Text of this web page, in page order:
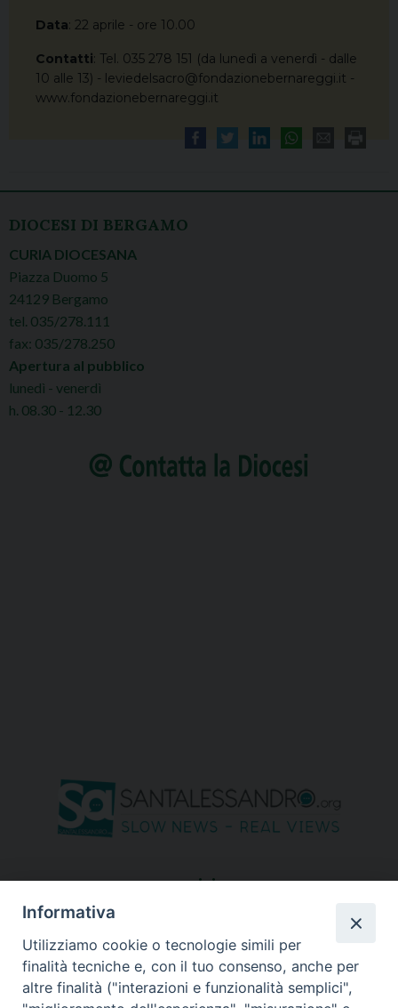
Data: 22 aprile - ore 10.00
Contatti: Tel. 035 278 151 (da lunedì a venerdì - dalle
10 alle 13) - leviedelsacro@fondazionebernareggi.it -
www.fondazionebernareggi.it
DIOCESI DI BERGAMO
CURIA DIOCESANA
Piazza Duomo 5
24129 Bergamo
tel. 035/278.111
fax: 035/278.250
Apertura al pubblico
lunedì - venerdì
h. 08.30 - 12.30
seguici su
Informativa
Utilizziamo cookie o tecnologie simili per
finalità tecniche e, con il tuo consenso, anche per
altre finalità ("interazioni e funzionalità semplici",